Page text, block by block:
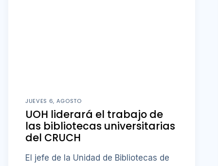
JUEVES 6, AGOSTO
UOH liderará el trabajo de
las bibliotecas universitarias
del CRUCH
El jefe de la Unidad de Bibliotecas de